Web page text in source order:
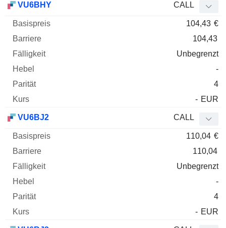
VU6BHY CALL
104,43 €
104,43
Unbegrenzt
-
4
- EUR
VU6BJ2 CALL
110,04 €
110,04
Unbegrenzt
-
4
- EUR